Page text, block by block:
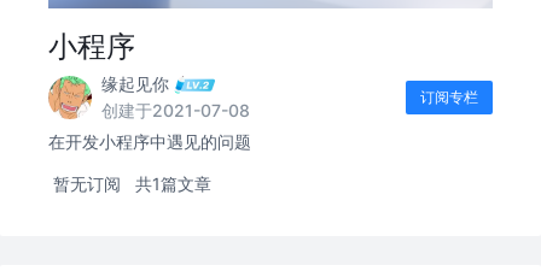
小程序
缘起见你
创建于2021-07-08
订阅专栏
在开发小程序中遇见的问题
暂无订阅 共1篇文章